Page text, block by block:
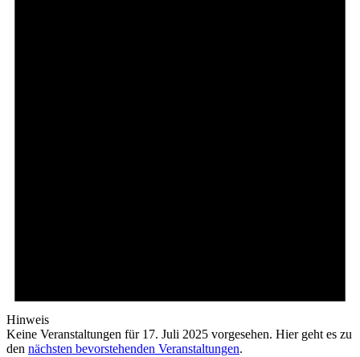
Hinweis
Keine Veranstaltungen für 17. Juli 2025 vorgesehen. Hier geht es zu
den nächsten bevorstehenden Veranstaltungen.